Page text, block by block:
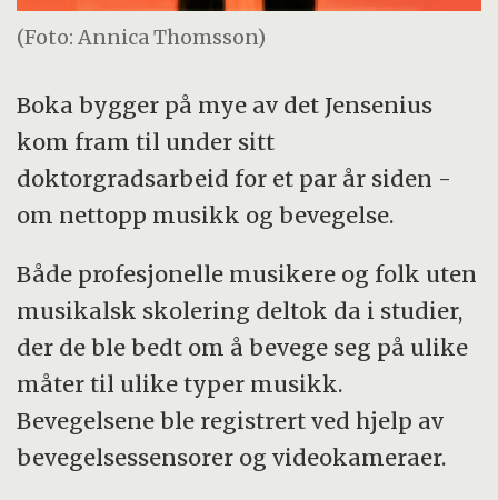
(Foto: Annica Thomsson)
Boka bygger på mye av det Jensenius
kom fram til under sitt
doktorgradsarbeid for et par år siden -
om nettopp musikk og bevegelse.
Både profesjonelle musikere og folk uten
musikalsk skolering deltok da i studier,
der de ble bedt om å bevege seg på ulike
måter til ulike typer musikk.
Bevegelsene ble registrert ved hjelp av
bevegelsessensorer og videokameraer.